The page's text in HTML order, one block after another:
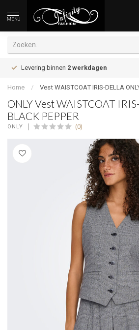
MENU
Levering binnen 2 werkdagen
Home / Vest WAISTCOAT IRIS-DELLA
ONLY Vest WAISTCOAT
BLACK PEPPER
ONLY (0)